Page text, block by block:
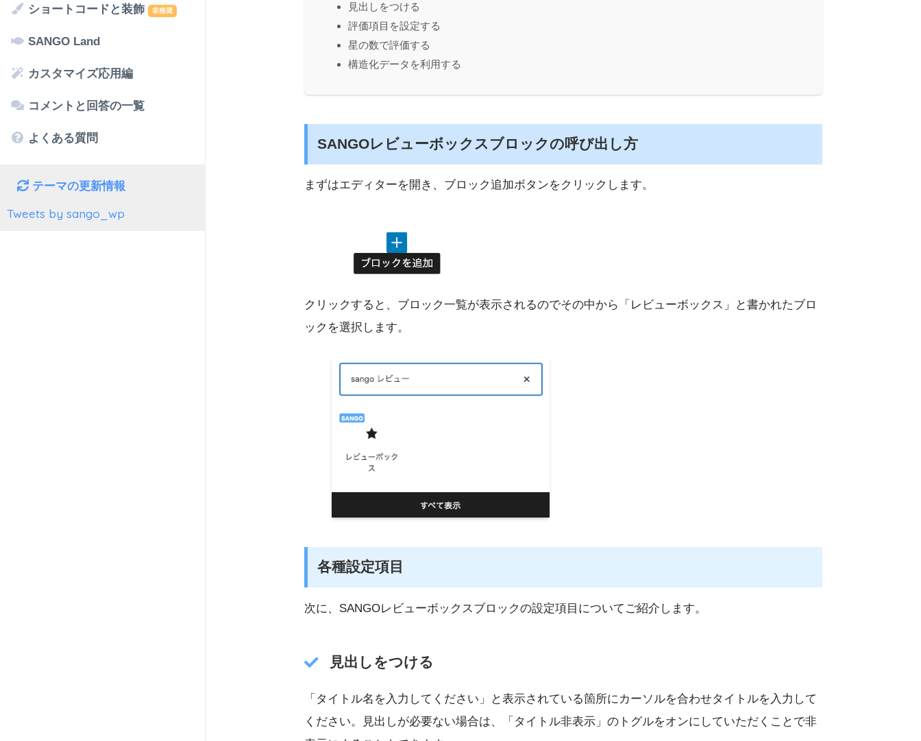
ショートコードと装飾 非推奨
SANGO Land
カスタマイズ応用編
コメントと回答の一覧
よくある質問
テーマの更新情報
Tweets by sango_wp
見出しをつける
評価項目を設定する
星の数で評価する
構造化データを利用する
SANGOレビューボックスブロックの呼び出し方
まずはエディターを開き、ブロック追加ボタンをクリックします。
クリックすると、ブロック一覧が表示されるのでその中から「レビューボックス」と書かれたブロ
ックを選択します。
各種設定項目
次に、SANGOレビューボックスブロックの設定項目についてご紹介します。
見出しをつける
「タイトル名を入力してください」と表示されている箇所にカーソルを合わせタイトルを入力して
ください。見出しが必要ない場合は、「タイトル非表示」のトグルをオンにしていただくことで非